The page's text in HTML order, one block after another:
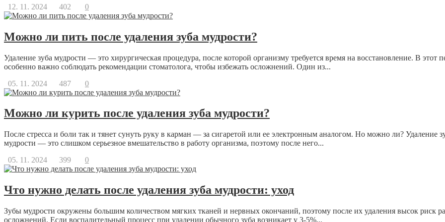
12. 11. 2024
402 0
Можно ли пить после удаления зуба мудрости?
Удаление зуба мудрости — это хирургическая процедура, после которой организму требуется время на восстановление. В этот
особенно важно соблюдать рекомендации стоматолога, чтобы избежать осложнений. Один из...
05. 11. 2024
487 0
Можно ли курить после удаления зуба мудрости?
После стресса и боли так и тянет сунуть руку в карман — за сигаретой или ее электронным аналогом. Но можно ли? Удаление
мудрости — это слишком серьезное вмешательство в работу организма, поэтому после него...
05. 11. 2024
399 0
Что нужно делать после удаления зуба мудрости: уход
Зубы мудрости окружены большим количеством мягких тканей и нервных окончаний, поэтому после их удаления высок риск
осложнений. Если воспалительный процесс при удалении обычного зуба возникает у 3-5%...